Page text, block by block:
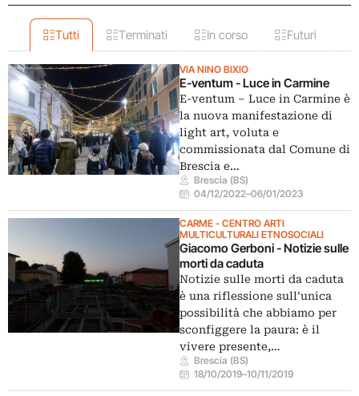
Tutti Terminati In corso Futuri
VIA NINO BIXIO
E-ventum - Luce in Carmine
E-ventum – Luce in Carmine è
la nuova manifestazione di
light art, voluta e
commissionata dal Comune di
Brescia e…
Brescia (BS)
04/12/2022–06/01/2023
CARME - CENTRO ARTI
MULTICULTURALI ETNOSOCIALI
Giacomo Gerboni - Notizie sulle
morti da caduta
Notizie sulle morti da caduta
è una riflessione sull’unica
possibilità che abbiamo per
sconfiggere la paura: è il
vivere presente,…
Brescia (BS)
18/10/2019–10/11/2019